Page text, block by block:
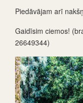
Piedāvājam arī
Gaidīsim ciemos!
26649344)